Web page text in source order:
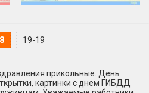
19-19
прикольные. День
картинки с днем ГИБДД